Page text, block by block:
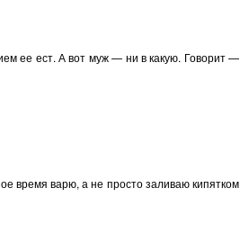
ее ест. А вот муж — ни в какую. Говорит —
время варю, а не просто заливаю кипятком